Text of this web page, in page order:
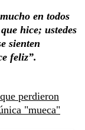
en todos
hice; ustedes
sienten
feliz”.
perdieron
"mueca"